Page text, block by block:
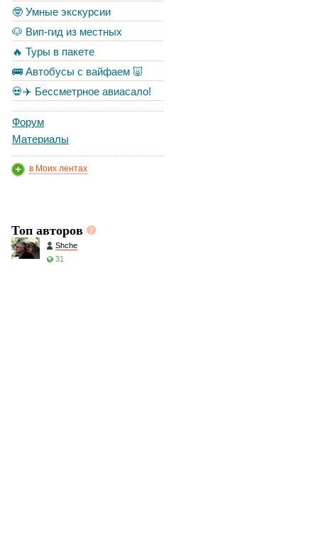
🤓 Умные экскурсии
🐶 Вип-гид из местных
🔥 Туры в пакете
🚌 Автобусы с вайфаем 🐷
💀✈️ Бессметрное авиасало!
Форум
Материалы
в Моих лентах
Топ авторов
Shche
31